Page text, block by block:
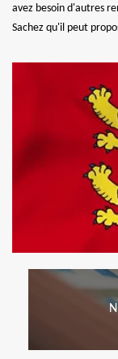
avez besoin d'autres
Sachez qu'il peut